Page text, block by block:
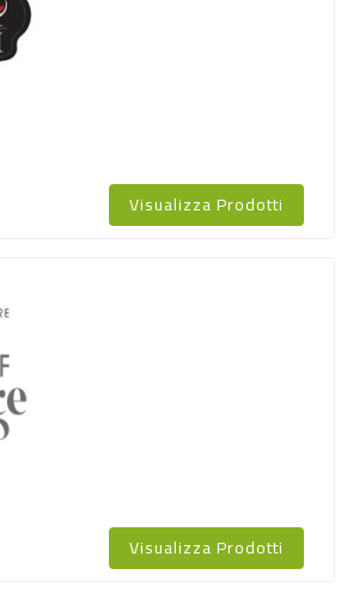
Visualizza Prodotti
Visualizza Prodotti